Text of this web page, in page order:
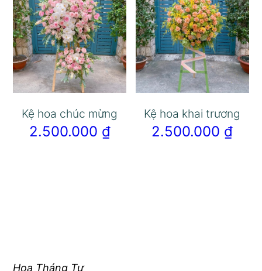
Kệ hoa chúc mừng
2.500.000 ₫
Kệ hoa khai trương
2.500.000 ₫
Hoa Tháng Tư